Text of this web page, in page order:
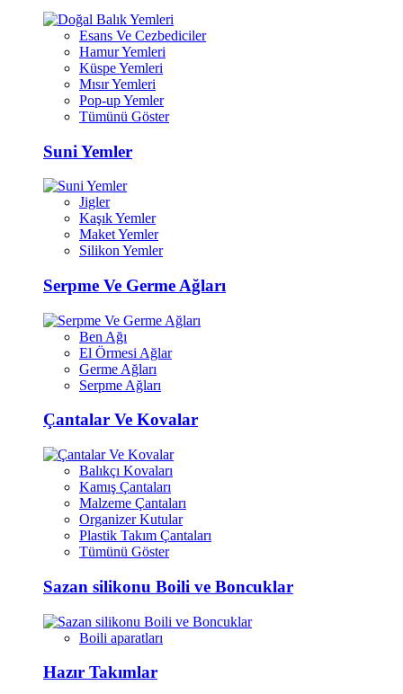
Esans Ve Cezbediciler
Hamur Yemleri
Küspe Yemleri
Mısır Yemleri
Pop-up Yemler
Tümünü Göster
Suni Yemler
Jigler
Kaşık Yemler
Maket Yemler
Silikon Yemler
Serpme Ve Germe Ağları
Ben Ağı
El Örmesi Ağlar
Germe Ağları
Serpme Ağları
Çantalar Ve Kovalar
Balıkçı Kovaları
Kamış Çantaları
Malzeme Çantaları
Organizer Kutular
Plastik Takım Çantaları
Tümünü Göster
Sazan silikonu Boili ve Boncuklar
Boili aparatları
Hazır Takımlar